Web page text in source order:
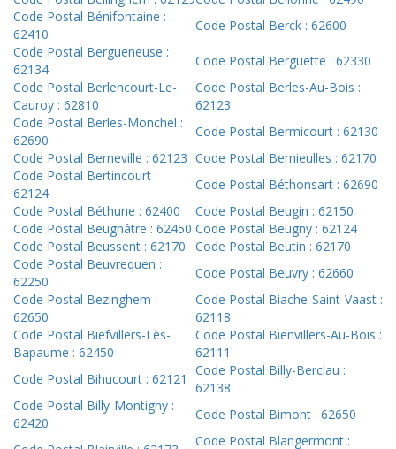
Code Postal Bénifontaine :
62410
Code Postal Berck : 62600
Code Postal Bergueneuse :
62134
Code Postal Berguette : 62330
Code Postal Berlencourt-Le-
Cauroy : 62810
Code Postal Berles-Au-Bois :
62123
Code Postal Berles-Monchel :
62690
Code Postal Bermicourt : 62130
Code Postal Berneville : 62123 Code Postal Bernieulles : 62170
Code Postal Bertincourt :
62124
Code Postal Béthonsart : 62690
Code Postal Béthune : 62400
Code Postal Beugin : 62150
Code Postal Beugnâtre : 62450 Code Postal Beugny : 62124
Code Postal Beussent : 62170
Code Postal Beutin : 62170
Code Postal Beuvrequen :
62250
Code Postal Beuvry : 62660
Code Postal Bezinghem :
62650
Code Postal Biache-Saint-Vaast :
62118
Code Postal Biefvillers-Lès-
Bapaume : 62450
Code Postal Bienvillers-Au-Bois :
62111
Code Postal Bihucourt : 62121
Code Postal Billy-Berclau :
62138
Code Postal Billy-Montigny :
62420
Code Postal Bimont : 62650
Code Postal Blangermont :